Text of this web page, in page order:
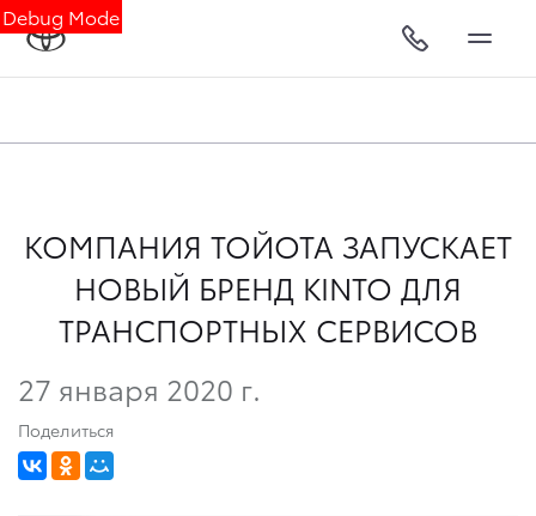
Debug Mode
КОМПАНИЯ ТОЙОТА ЗАПУСКАЕТ
НОВЫЙ БРЕНД KINTO ДЛЯ
ТРАНСПОРТНЫХ СЕРВИСОВ
27 января 2020 г.
Поделиться